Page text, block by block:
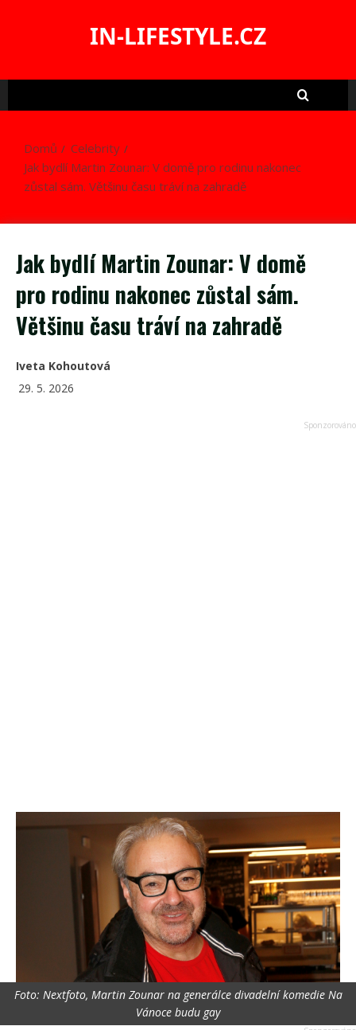
IN-LIFESTYLE.CZ
Domů
Celebrity
Jak bydlí Martin Zounar: V domě pro rodinu nakonec
zůstal sám. Většinu času tráví na zahradě
Jak bydlí Martin Zounar: V domě
pro rodinu nakonec zůstal sám.
Většinu času tráví na zahradě
Iveta Kohoutová
29. 5. 2026
Foto: Nextfoto, Martin Zounar na generálce divadelní komedie Na
Vánoce budu gay